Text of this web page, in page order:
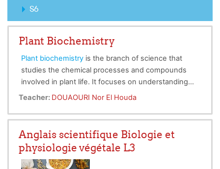
S6
Plant Biochemistry
Plant biochemistry is the branch of science that
studies the chemical processes and compounds
involved in plant life. It focuses on understanding
the structure, function, and metabolism of
development. The course covers the main
biochemical pathways that occur in plants,
including:
Primary metabolism: photosynthesis and the
Secondary metabolism:production of
specialized compounds such as alkaloids,
terpenoids, and phenolics, which play roles in
plant defense and interaction with the
environment.
This course is intended forthird-year
undergraduate studentsmajoring in
and Physiology
Teacher: DOUAOURI Nor El Houda
Anglais scientifique Biologie et
physiologie végétale L3